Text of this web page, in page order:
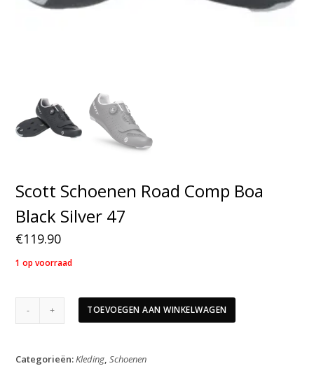
Scott Schoenen Road Comp Boa
Black Silver 47
€119.90
1 op voorraad
Schoenen
Boa
TOEVOEGEN AAN WINKELWAGEN
Categorieën:Kleding,Schoenen